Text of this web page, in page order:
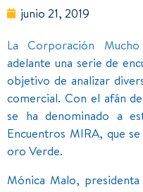
junio 21, 2019
La Corporación
adelante una serie de
objetivo de analizar
comercial. Con el afán
se ha denominado a
Encuentros MIRA, que
oro Verde.
Mónica Malo,